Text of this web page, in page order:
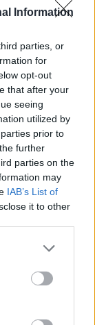
Information
parties, or
for
opt-out
that after your
seeing
utilized by
prior to
further
parties on the
may
IAB’s List of
it to other
lassabb
érinti,
három kamion
jelenleg csak
hossza pedig
a 44-es
főútra,